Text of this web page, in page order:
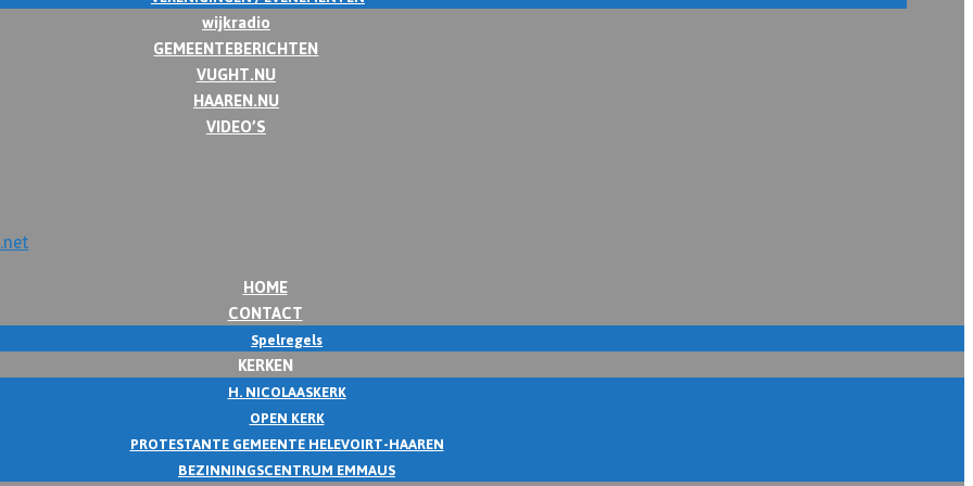
wijkradio
GEMEENTEBERICHTEN
VUGHT.NU
HAAREN.NU
VIDEO’S
HOME
CONTACT
Spelregels
KERKEN
H. NICOLAASKERK
OPEN KERK
PROTESTANTE GEMEENTE HELEVOIRT-HAAREN
BEZINNINGSCENTRUM EMMAUS